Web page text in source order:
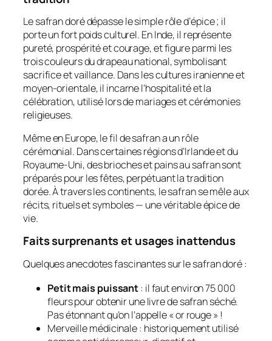
Le safran doré dépasse le simple rôle d’épice ; il
porte un fort poids culturel. En Inde, il représente
pureté, prospérité et courage, et figure parmi les
trois couleurs du drapeau national, symbolisant
sacrifice et vaillance. Dans les cultures iranienne et
moyen-orientale, il incarne l’hospitalité et la
célébration, utilisé lors de mariages et cérémonies
religieuses.
Même en Europe, le fil de safran a un rôle
cérémonial. Dans certaines régions d’Irlande et du
Royaume-Uni, des brioches et pains au safran sont
préparés pour les fêtes, perpétuant la tradition
dorée. À travers les continents, le safran se mêle aux
récits, rituels et symboles — une véritable épice de
vie.
Faits surprenants et usages inattendus
Quelques anecdotes fascinantes sur le safran doré :
Petit mais puissant: il faut environ 75 000
fleurs pour obtenir une livre de safran séché.
Pas étonnant qu’on l’appelle « or rouge » !
Merveille médicinale : historiquement utilisé